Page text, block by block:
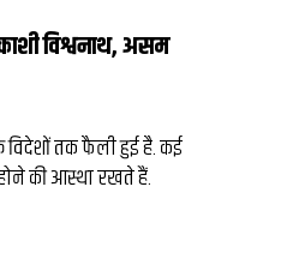
विश्वनाथ, असम
विदेशों तक फैली हुई है. कई
की आस्था रखते हैं.